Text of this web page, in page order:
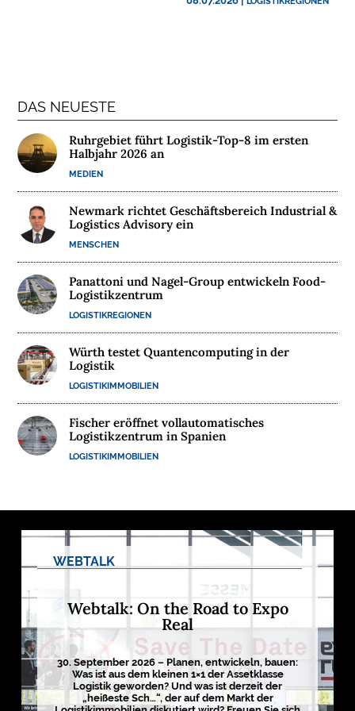
H
M
E
N
W
E
B
N
A
M
I

D
e
c
l
d
s
L
o
DAS NEUESTE
Ruhrgebiet führt Logistik-Top-8 im ersten
Halbjahr 2026 an
MEDIEN
Newmark richtet Geschäftsbereich Industrial &
Logistics Advisory ein
MENSCHEN
Panattoni und Nagel-Group entwickeln Food-
Logistikzentrum
LOGISTIKREGIONEN
Würth testet Quantencomputing in der
Logistik
LOGISTIKIMMOBILIEN
Fischer eröffnet vollautomatisches
Logistikzentrum in Spanien
LOGISTIKIMMOBILIEN
WEBTALK
Webtalk: On the Road to Expo
Real
30. September 2026 – Planen, entwickeln, bauen:
Was ist aus dem kleinen 1×1 der Assetklasse
Logistik geworden? Und was ist derzeit der
„heißeste Sch…“, der auf dem Markt der